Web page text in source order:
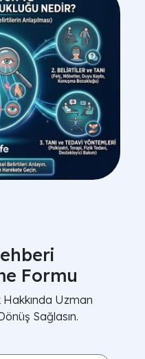
Formu
Hakkında Uzman
Sağlasın.